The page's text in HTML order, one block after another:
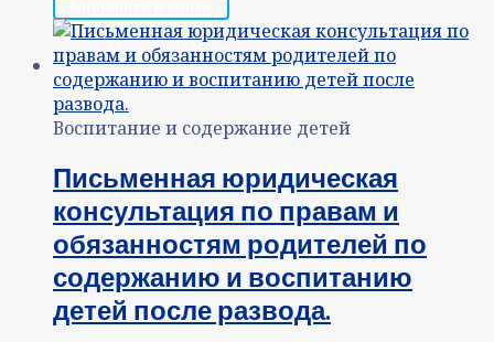
Воспитание и содержание детей
Письменная юридическая
консультация по правам и
обязанностям родителей по
содержанию и воспитанию
детей после развода.